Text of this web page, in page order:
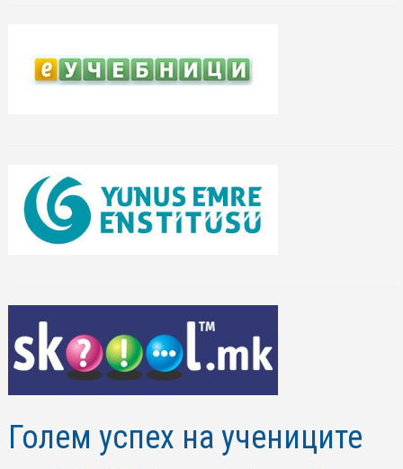
Голем успех на учениците